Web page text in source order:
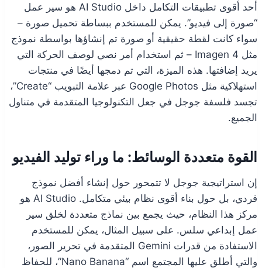
أحد أقوى تطبيقات التكامل داخل AI Studio هو سير عمل
“صورة إلى فيديو”. يمكن للمستخدم ببساطة تحميل صورة –
سواء كانت لقطة حقيقية أو صورة تم إنشاؤها بواسطة نموذج
مثل Imagen 4 – ثم استخدام أمر نصي لوصف الحركة التي
يريد إضافتها. هذه الميزة، التي تم دمجها أيضًا في منتجات
استهلاكية مثل Google Photos عبر علامة التبويب “Create”،
تجسد فلسفة جوجل في جعل التكنولوجيا المتقدمة في متناول
الجميع.
القوة متعددة الوسائط: ما وراء توليد الفيديو
إن استراتيجية جوجل لا تتمحور حول إنشاء أفضل نموذج
فردي، بل حول بناء أقوى نظام بيئي متكامل. AI Studio هو
مركز هذا النظام، حيث يجمع بين نماذج متعددة لخلق سير
عمل إبداعي سلس. على سبيل المثال، يمكن للمستخدم
الاستفادة من قدرات Gemini المتقدمة في تحرير الصور،
والتي أطلق عليها المجتمع اسم “Nano Banana”، للحفاظ